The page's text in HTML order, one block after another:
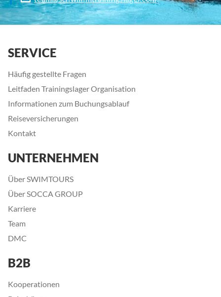
SERVICE
Häufig gestellte Fragen
Leitfaden Trainingslager Organisation
Informationen zum Buchungsablauf
Reiseversicherungen
Kontakt
UNTERNEHMEN
Über SWIMTOURS
Über SOCCA GROUP
Karriere
Team
DMC
B2B
Kooperationen